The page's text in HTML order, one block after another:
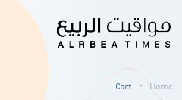
Home
Cart